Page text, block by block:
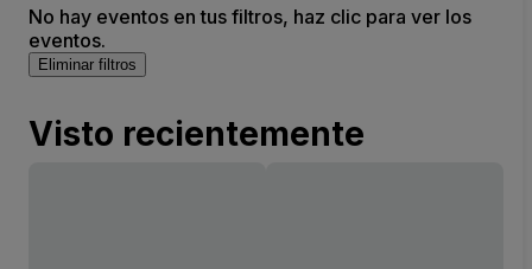
No hay eventos en tus filtros, haz clic para ver los
eventos.
Eliminar filtros
Visto recientemente